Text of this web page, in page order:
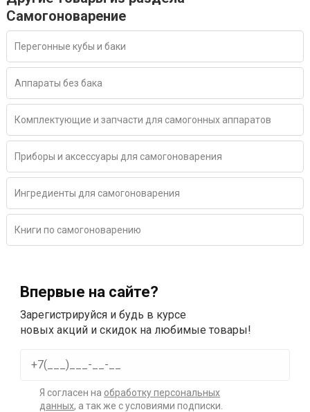
Самогоноварение
Перегонные кубы и баки
Аппараты без бака
Комплектующие и запчасти для самогонных аппаратов
Приборы и аксессуары для самогоноварения
Ингредиенты для самогоноварения
Книги по самогоноварению
Впервые на сайте?
Зарегистрируйся и будь в курсе
новых акций и скидок на любимые товары!
Я согласен на обработку персональных
данных, а так же с условиями подписки.